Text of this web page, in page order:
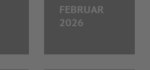
FEBRUAR
2026